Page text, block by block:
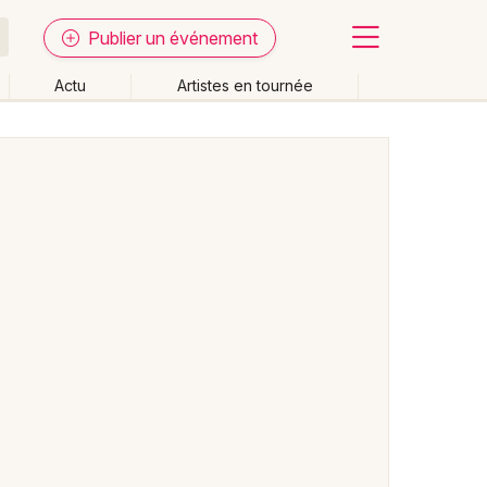
Publier un événement
Actu Artistes en tournée